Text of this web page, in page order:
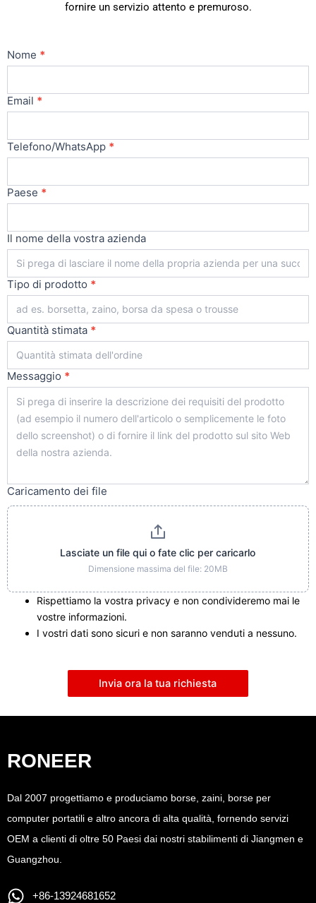
fornire un servizio attento e premuroso.
Contatti
Principale
Nome *
Email *
Telefono/WhatsApp *
Paese *
Il nome della vostra azienda
Tipo di prodotto *
Quantità stimata *
Messaggio *
Caricamento dei file
Lasciate un file qui o fate clic per caricarlo
Dimensione massima del file: 20MB
Rispettiamo la vostra privacy e non condivideremo mai le
vostre informazioni.
I vostri dati sono sicuri e non saranno venduti a nessuno.
Invia ora la tua richiesta
RONEER
Dal 2007 progettiamo e produciamo borse, zaini, borse per
computer portatili e altro ancora di alta qualità, fornendo servizi
OEM a clienti di oltre 50 Paesi dai nostri stabilimenti di Jiangmen e
Guangzhou.
+86-13924681652